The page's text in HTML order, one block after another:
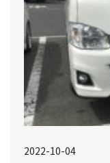
2022-10-04